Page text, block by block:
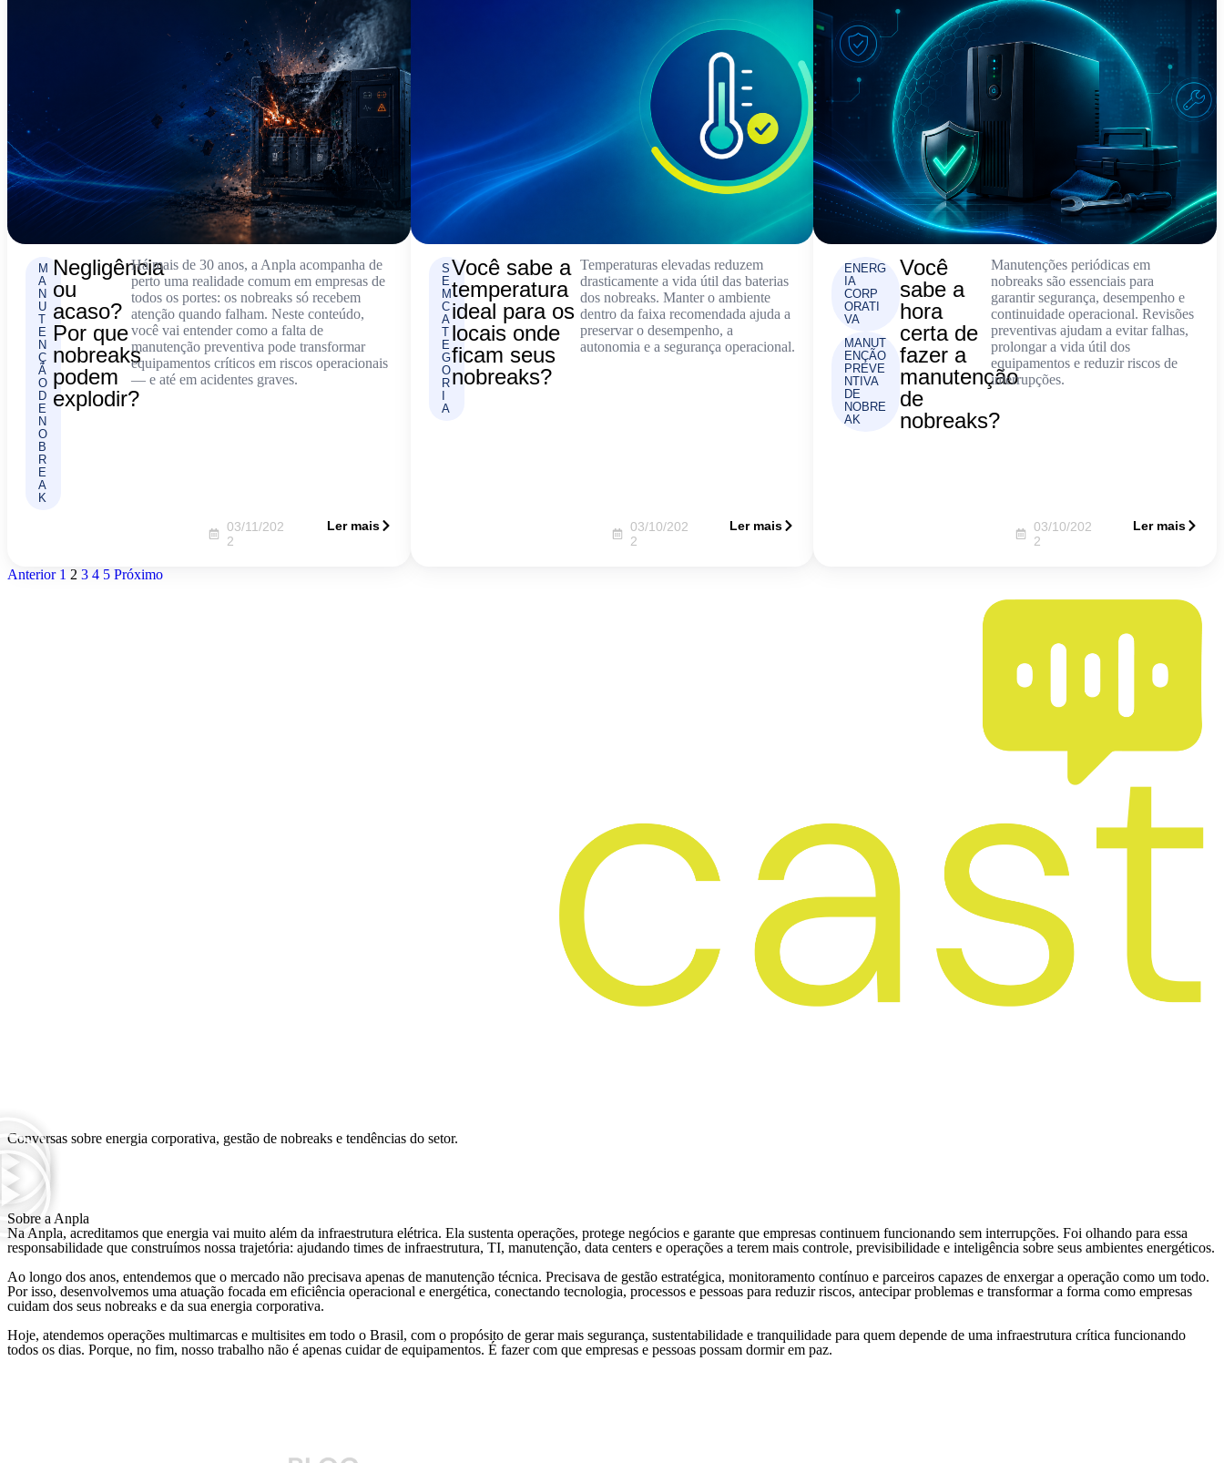
M
A
N
U
T
E
N
Ç
Ã
O
D
E
N
O
B
R
E
A
K
Negligência
ou
acaso?
Por que
nobreaks
podem
explodir?
Há mais de 30 anos, a Anpla acompanha de
perto uma realidade comum em empresas de
todos os portes: os nobreaks só recebem
atenção quando falham. Neste conteúdo,
você vai entender como a falta de
manutenção preventiva pode transformar
equipamentos críticos em riscos operacionais
— e até em acidentes graves.
03/11/202
2
Ler mais
S
E
M
C
A
T
E
G
O
R
A
Você sabe a
temperatura
ideal para os
locais onde
ficam seus
nobreaks?
Temperaturas elevadas reduzem
drasticamente a vida útil das baterias
dos nobreaks. Manter o ambiente
dentro da faixa recomendada ajuda a
preservar o desempenho, a
autonomia e a segurança operacional.
03/10/202
2
Ler mais
ENERG
IA
CORP
ORATI
VA
MANUT
ENÇÃO
PREVE
NTIVA
DE
NOBRE
AK
Você
sabe a
hora
certa de
fazer a
manutenção
de
nobreaks?
Manutenções periódicas em
nobreaks são essenciais para
garantir segurança, desempenho e
continuidade operacional. Revisões
preventivas ajudam a evitar falhas,
prolongar a vida útil dos
equipamentos e reduzir riscos de
interrupções.
03/10/202
2
Ler mais
Anterior 1 2 3 4 5 Próximo
Conversas sobre energia corporativa, gestão de nobreaks e tendências do setor.
Sobre a Anpla
Na Anpla, acreditamos que energia vai muito além da infraestrutura elétrica. Ela sustenta operações, protege negócios e garante que empresas continuem funcionando sem interrupções. Foi olhando para essa
responsabilidade que construímos nossa trajetória: ajudando times de infraestrutura, TI, manutenção, data centers e operações a terem mais controle, previsibilidade e inteligência sobre seus ambientes energéticos.
Ao longo dos anos, entendemos que o mercado não precisava apenas de manutenção técnica. Precisava de gestão estratégica, monitoramento contínuo e parceiros capazes de enxergar a operação como um todo.
Por isso, desenvolvemos uma atuação focada em eficiência operacional e energética, conectando tecnologia, processos e pessoas para reduzir riscos, antecipar problemas e transformar a forma como empresas
cuidam dos seus nobreaks e da sua energia corporativa.
Hoje, atendemos operações multimarcas e multisites em todo o Brasil, com o propósito de gerar mais segurança, sustentabilidade e tranquilidade para quem depende de uma infraestrutura crítica funcionando
todos os dias. Porque, no fim, nosso trabalho não é apenas cuidar de equipamentos. É fazer com que empresas e pessoas possam dormir em paz.